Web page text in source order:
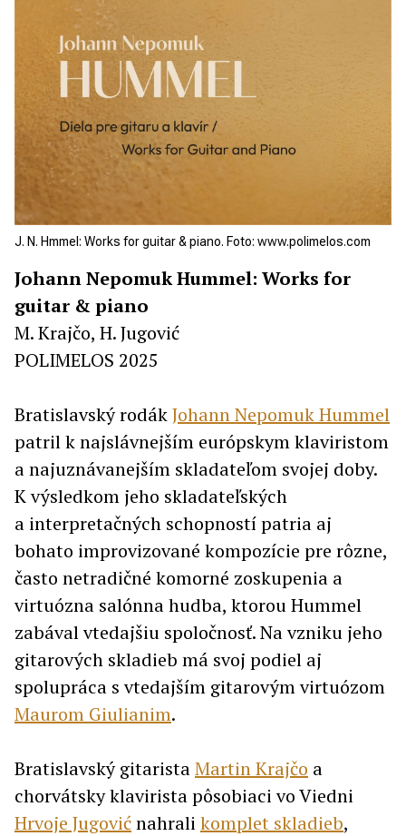
J. N. Hmmel: Works for guitar & piano. Foto: www.polimelos.com
Johann Nepomuk Hummel: Works for
guitar & piano
M. Krajčo, H. Jugović
POLIMELOS 2025
Bratislavský rodákJohann Nepomuk Hummel
patril k najslávnejším európskym klaviristom
a najuznávanejším skladateľom svojej doby.
K výsledkom jeho skladateľských
a interpretačných schopností patria aj
bohato improvizované kompozície pre rôzne,
často netradičné komorné zoskupenia a
virtuózna salónna hudba, ktorou Hummel
zabával vtedajšiu spoločnosť. Na vzniku jeho
gitarových skladieb má svoj podiel aj
spolupráca s vtedajším gitarovým virtuózom
Maurom Giulianim.
Bratislavský gitaristaMartin Krajčo a
chorvátsky klavirista pôsobiaci vo Viedni
Hrvoje Jugovićnahrali komplet skladieb,